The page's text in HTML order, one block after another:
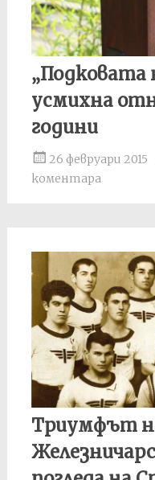
„Подковата
усмихна
години
26 февруари 2015
коментара
Триумфът